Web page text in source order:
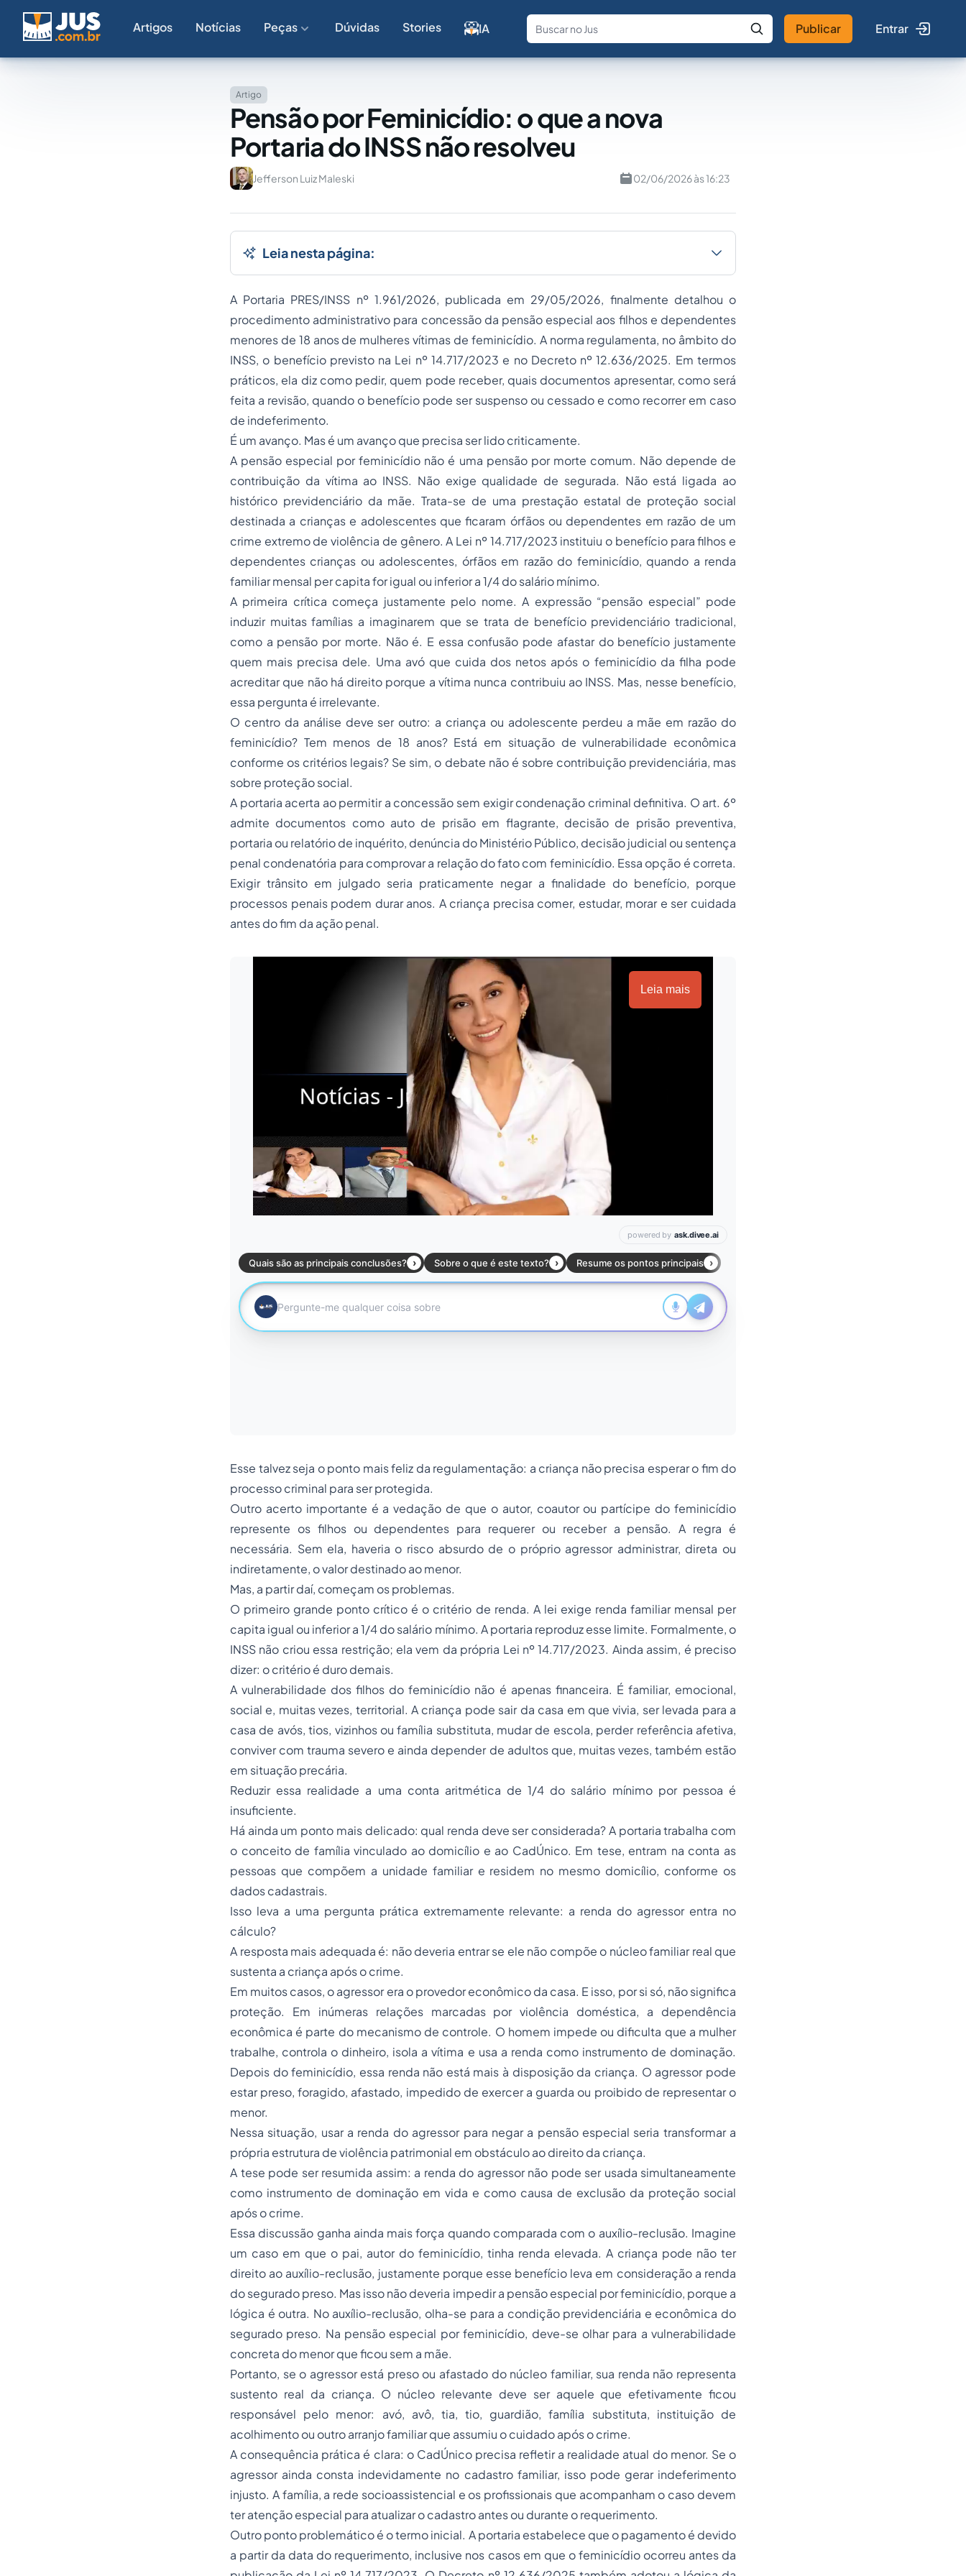
Artigos Notícias Peças Dúvidas Stories IA
Fale com a IA Buscar no Jus
Publicar Entrar
Artigo
Pensão por Feminicídio: o que a nova
Portaria do INSS não resolveu
Jefferson Luiz Maleski 02/06/2026 às 16:23
Leia nesta página:
A Portaria PRES/INSS nº 1.961/2026, publicada em 29/05/2026, finalmente detalhou o
procedimento administrativo para concessão da pensão especial aos filhos e dependentes
menores de 18 anos de mulheres vítimas de feminicídio. A norma regulamenta, no âmbito do
INSS, o benefício previsto na Lei nº 14.717/2023 e no Decreto nº 12.636/2025. Em termos
práticos, ela diz como pedir, quem pode receber, quais documentos apresentar, como será
feita a revisão, quando o benefício pode ser suspenso ou cessado e como recorrer em caso
de indeferimento.
É um avanço. Mas é um avanço que precisa ser lido criticamente.
A pensão especial por feminicídio não é uma pensão por morte comum. Não depende de
contribuição da vítima ao INSS. Não exige qualidade de segurada. Não está ligada ao
histórico previdenciário da mãe. Trata-se de uma prestação estatal de proteção social
destinada a crianças e adolescentes que ficaram órfãos ou dependentes em razão de um
crime extremo de violência de gênero. A Lei nº 14.717/2023 instituiu o benefício para filhos e
dependentes crianças ou adolescentes, órfãos em razão do feminicídio, quando a renda
familiar mensal per capita for igual ou inferior a 1/4 do salário mínimo.
A primeira crítica começa justamente pelo nome. A expressão “pensão especial” pode
induzir muitas famílias a imaginarem que se trata de benefício previdenciário tradicional,
como a pensão por morte. Não é. E essa confusão pode afastar do benefício justamente
quem mais precisa dele. Uma avó que cuida dos netos após o feminicídio da filha pode
acreditar que não há direito porque a vítima nunca contribuiu ao INSS. Mas, nesse benefício,
essa pergunta é irrelevante.
O centro da análise deve ser outro: a criança ou adolescente perdeu a mãe em razão do
feminicídio? Tem menos de 18 anos? Está em situação de vulnerabilidade econômica
conforme os critérios legais? Se sim, o debate não é sobre contribuição previdenciária, mas
sobre proteção social.
A portaria acerta ao permitir a concessão sem exigir condenação criminal definitiva. O art. 6º
admite documentos como auto de prisão em flagrante, decisão de prisão preventiva,
portaria ou relatório de inquérito, denúncia do Ministério Público, decisão judicial ou sentença
penal condenatória para comprovar a relação do fato com feminicídio. Essa opção é correta.
Exigir trânsito em julgado seria praticamente negar a finalidade do benefício, porque
processos penais podem durar anos. A criança precisa comer, estudar, morar e ser cuidada
antes do fim da ação penal.
Leia mais
Esse talvez seja o ponto mais feliz da regulamentação: a criança não precisa esperar o fim do
processo criminal para ser protegida.
Outro acerto importante é a vedação de que o autor, coautor ou partícipe do feminicídio
represente os filhos ou dependentes para requerer ou receber a pensão. A regra é
necessária. Sem ela, haveria o risco absurdo de o próprio agressor administrar, direta ou
indiretamente, o valor destinado ao menor.
Mas, a partir daí, começam os problemas.
O primeiro grande ponto crítico é o critério de renda. A lei exige renda familiar mensal per
capita igual ou inferior a 1/4 do salário mínimo. A portaria reproduz esse limite. Formalmente, o
INSS não criou essa restrição; ela vem da própria Lei nº 14.717/2023. Ainda assim, é preciso
dizer: o critério é duro demais.
A vulnerabilidade dos filhos do feminicídio não é apenas financeira. É familiar, emocional,
social e, muitas vezes, territorial. A criança pode sair da casa em que vivia, ser levada para a
casa de avós, tios, vizinhos ou família substituta, mudar de escola, perder referência afetiva,
conviver com trauma severo e ainda depender de adultos que, muitas vezes, também estão
em situação precária.
Reduzir essa realidade a uma conta aritmética de 1/4 do salário mínimo por pessoa é
insuficiente.
Há ainda um ponto mais delicado: qual renda deve ser considerada? A portaria trabalha com
o conceito de família vinculado ao domicílio e ao CadÚnico. Em tese, entram na conta as
pessoas que compõem a unidade familiar e residem no mesmo domicílio, conforme os
dados cadastrais.
Isso leva a uma pergunta prática extremamente relevante: a renda do agressor entra no
cálculo?
A resposta mais adequada é: não deveria entrar se ele não compõe o núcleo familiar real que
sustenta a criança após o crime.
Em muitos casos, o agressor era o provedor econômico da casa. E isso, por si só, não significa
proteção. Em inúmeras relações marcadas por violência doméstica, a dependência
econômica é parte do mecanismo de controle. O homem impede ou dificulta que a mulher
trabalhe, controla o dinheiro, isola a vítima e usa a renda como instrumento de dominação.
Depois do feminicídio, essa renda não está mais à disposição da criança. O agressor pode
estar preso, foragido, afastado, impedido de exercer a guarda ou proibido de representar o
menor.
Nessa situação, usar a renda do agressor para negar a pensão especial seria transformar a
própria estrutura de violência patrimonial em obstáculo ao direito da criança.
A tese pode ser resumida assim: a renda do agressor não pode ser usada simultaneamente
como instrumento de dominação em vida e como causa de exclusão da proteção social
após o crime.
Essa discussão ganha ainda mais força quando comparada com o auxílio-reclusão. Imagine
um caso em que o pai, autor do feminicídio, tinha renda elevada. A criança pode não ter
direito ao auxílio-reclusão, justamente porque esse benefício leva em consideração a renda
do segurado preso. Mas isso não deveria impedir a pensão especial por feminicídio, porque a
lógica é outra. No auxílio-reclusão, olha-se para a condição previdenciária e econômica do
segurado preso. Na pensão especial por feminicídio, deve-se olhar para a vulnerabilidade
concreta do menor que ficou sem a mãe.
Portanto, se o agressor está preso ou afastado do núcleo familiar, sua renda não representa
sustento real da criança. O núcleo relevante deve ser aquele que efetivamente ficou
responsável pelo menor: avó, avô, tia, tio, guardião, família substituta, instituição de
acolhimento ou outro arranjo familiar que assumiu o cuidado após o crime.
A consequência prática é clara: o CadÚnico precisa refletir a realidade atual do menor. Se o
agressor ainda consta indevidamente no cadastro familiar, isso pode gerar indeferimento
injusto. A família, a rede socioassistencial e os profissionais que acompanham o caso devem
ter atenção especial para atualizar o cadastro antes ou durante o requerimento.
Outro ponto problemático é o termo inicial. A portaria estabelece que o pagamento é devido
a partir da data do requerimento, inclusive nos casos em que o feminicídio ocorreu antes da